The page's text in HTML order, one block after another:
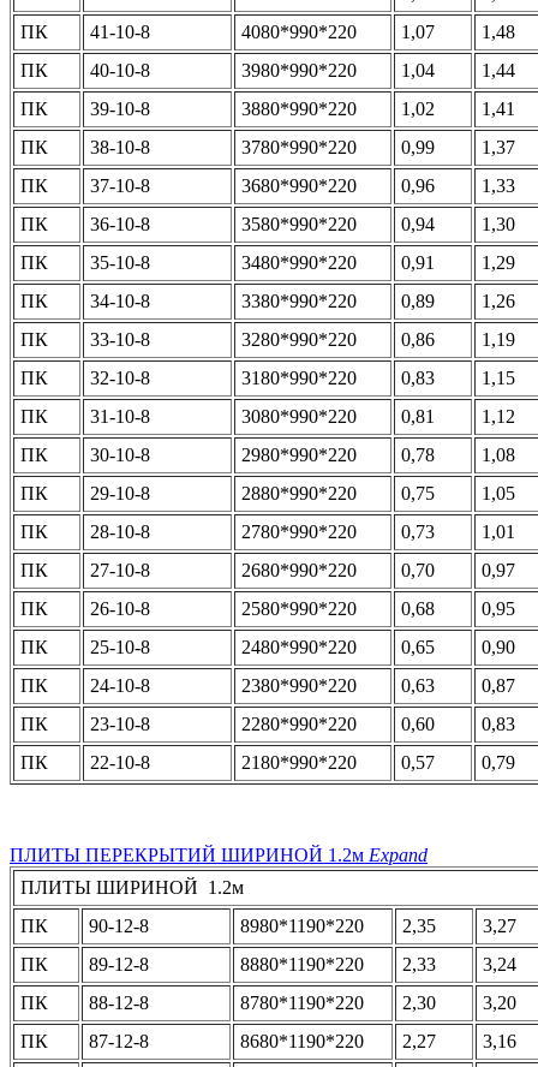
ПК
41-10-8 4080*990*220 1,07
1,48
ПК
40-10-8 3980*990*220 1,04
1,44
ПК
39-10-8 3880*990*220 1,02
1,41
ПК
38-10-8 3780*990*220 0,99
1,37
ПК
37-10-8 3680*990*220 0,96
1,33
ПК
36-10-8 3580*990*220 0,94
1,30
ПК
35-10-8 3480*990*220 0,91
1,29
ПК
34-10-8 3380*990*220 0,89
1,26
ПК
33-10-8 3280*990*220 0,86
1,19
ПК
32-10-8 3180*990*220 0,83
1,15
ПК
31-10-8 3080*990*220 0,81
1,12
ПК
30-10-8 2980*990*220 0,78
1,08
ПК
29-10-8 2880*990*220 0,75
1,05
ПК
28-10-8 2780*990*220 0,73
1,01
ПК
27-10-8 2680*990*220 0,70
0,97
ПК
26-10-8 2580*990*220 0,68
0,95
ПК
25-10-8 2480*990*220 0,65
0,90
ПК
24-10-8 2380*990*220 0,63
0,87
ПК
23-10-8 2280*990*220 0,60
0,83
ПК
22-10-8 2180*990*220 0,57 0,79
ПЛИТЫ ПЕРЕКРЫТИЙ ШИРИНОЙ 1.2м Expand
ПЛИТЫ ШИРИНОЙ 1.2м
ПК
90-12-8 8980*1190*220 2,35
3,27
ПК
89-12-8 8880*1190*220 2,33
3,24
ПК
88-12-8 8780*1190*220 2,30
3,20
ПК
87-12-8 8680*1190*220 2,27
3,16